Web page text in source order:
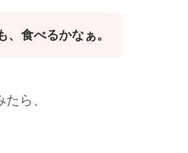
、食べるかなぁ。
ら、